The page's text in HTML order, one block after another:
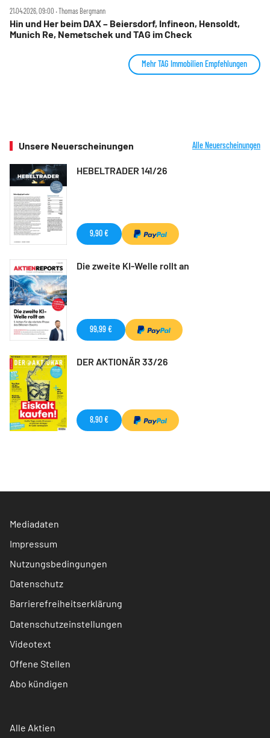
21.04.2026, 09:00 ‧ Thomas Bergmann
Hin und Her beim DAX – Beiersdorf, Infineon, Hensoldt,
Munich Re, Nemetschek und TAG im Check
Mehr TAG Immobilien Empfehlungen
Unsere Neuerscheinungen Alle Neuerscheinungen
HEBELTRADER 141/26
9,90 €
Die zweite KI-Welle rollt an
99,99 €
DER AKTIONÄR 33/26
8,90 €
Mediadaten
Impressum
Nutzungsbedingungen
Datenschutz
Barrierefreiheitserklärung
Datenschutzeinstellungen
Videotext
Offene Stellen
Abo kündigen
Alle Aktien